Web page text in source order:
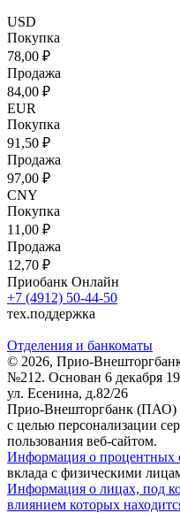
USD
Покупка
78,00 ₽
Продажа
84,00 ₽
EUR
Покупка
91,50 ₽
Продажа
97,00 ₽
CNY
Покупка
11,00 ₽
Продажа
12,70 ₽
Приобанк Онлайн
+7 (4912) 50-44-50
тех.поддержка
Отделения и банкоматы
© 2026, Прио-
№212. Основан 6 декабря
ул. Есенина, д.82/26
Прио-Внешторгбанк (ПАО)
с целью персонализации
пользования веб-сайтом.
Информация о процентных
вклада с физическими
Информация о лицах, под
влиянием которых